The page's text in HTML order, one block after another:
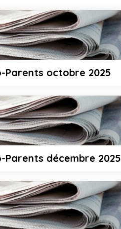
Parents octobre 2025
Parents décembre 2025